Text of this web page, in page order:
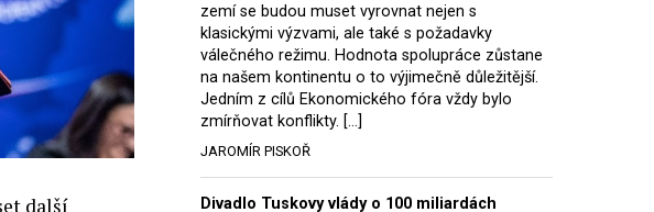
další
zemí se budou muset vyrovnat nejen s
klasickými výzvami, ale také s požadavky
válečného režimu. Hodnota spolupráce zůstane
na našem kontinentu o to výjimečně důležitější.
Jedním z cílů Ekonomického fóra vždy bylo
zmírňovat konflikty. […]
JAROMÍR PISKOŘ
Divadlo Tuskovy vlády o 100 miliardách